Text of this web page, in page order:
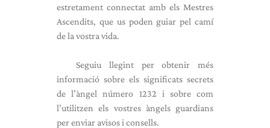
estretament connectat amb els Mestres
Ascendits, que us poden guiar pel camí
de la vostra vida.
Seguiu llegint per obtenir més
informació sobre els significats secrets
de l’àngel número 1232 i sobre com
l’utilitzen els vostres àngels guardians
per enviar avisos i consells.